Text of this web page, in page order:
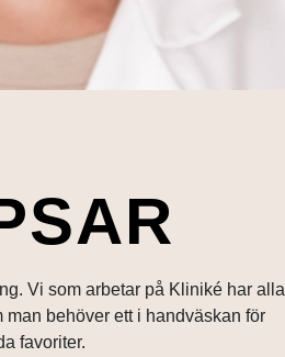
Vi som arbetar på Kliniké har alla
behöver ett i handväskan för
favoriter.